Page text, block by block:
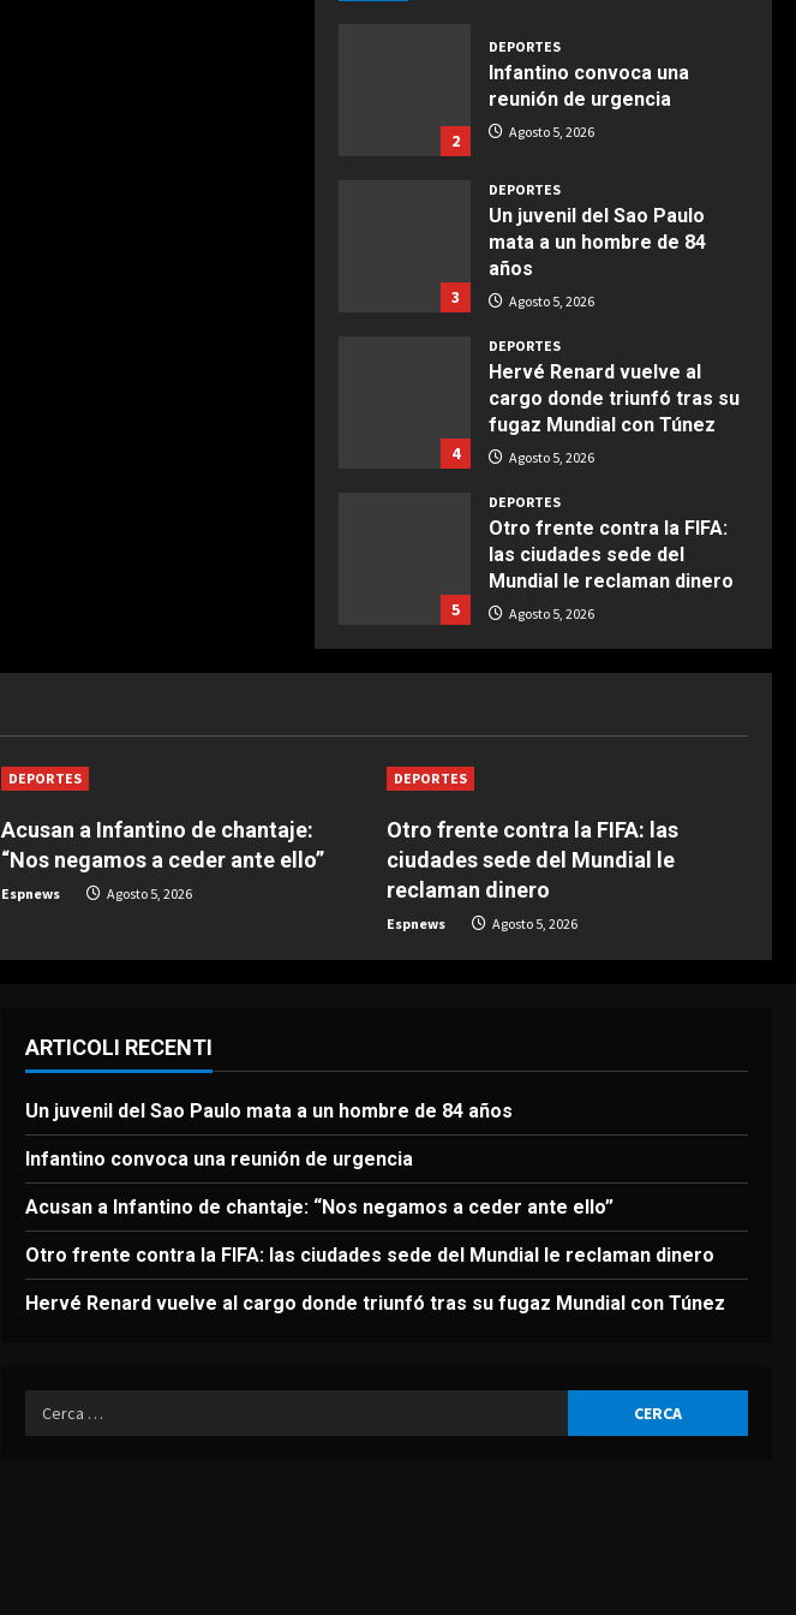
COCINA
Ensalada de espinacas
deliciosa
COCINA
Boquerones fritos en
freidora de aire
COCINA
Buñuelos de alcachofas
5
COCINA
Ternera guisada con
senderuelas
2
DEPORTES
Infantino convoca una
reunión de urgencia
Agosto 5, 2026
3
DEPORTES
Un juvenil del Sao Paulo
mata a un hombre de 84
años
Agosto 5, 2026
4
DEPORTES
Hervé Renard vuelve al
cargo donde triunfó tras su
fugaz Mundial con Túnez
Agosto 5, 2026
5
DEPORTES
Otro frente contra la FIFA:
las ciudades sede del
Mundial le reclaman dinero
Agosto 5, 2026
1
ceder ante ello”
DEPORTES
Infantino convoca una
reunión de urgencia
3
4
cargo donde triunfó tras su
fugaz Mundial con Túnez
5
DEPORTES
Otro frente contra la FIFA:
Agosto 5, 2026
DEPORTES
Acusan a Infantino de chantaje:
“Nos negamos a ceder ante ello”
Espnews Agosto 5, 2026
DEPORTES
Otro frente contra la FIFA: las
ciudades sede del Mundial le
reclaman dinero
Espnews Agosto 5, 2026
ARTICOLI RECENTI
Un juvenil del Sao Paulo mata a un hombre de 84 años
Infantino convoca una reunión de urgencia
Acusan a Infantino de chantaje: “Nos negamos a ceder ante ello”
Otro frente contra la FIFA: las ciudades sede del Mundial le reclaman dinero
Hervé Renard vuelve al cargo donde triunfó tras su fugaz Mundial con Túnez
Ricerca
per: